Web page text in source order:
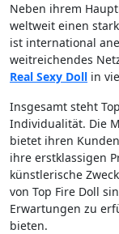
Neben ihrem
weltweit einen
ist international
weitreichendes
Real Sexy Doll in
Insgesamt steht
Individualität. Die
bietet ihren
ihre erstklassigen
künstlerische
von Top Fire Doll
Erwartungen zu
bieten.